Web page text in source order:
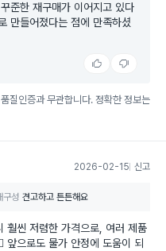
준한 재구매가 이어지고 있다
만들어졌다는 점에 만족하셨
질인증과 무관합니다. 정확한 정보는
2026-02-15 신고
구성 견고하고 튼튼해요
훨씬 저렴한 가격으로, 여러 제품
앞으로도 물가 안정에 도움이 되